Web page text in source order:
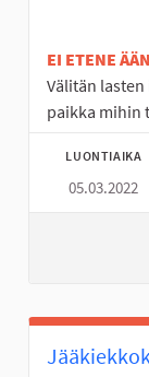
EI ETENE
Välitän
paikka mihin
LUONTIAIKA
05.03.2022